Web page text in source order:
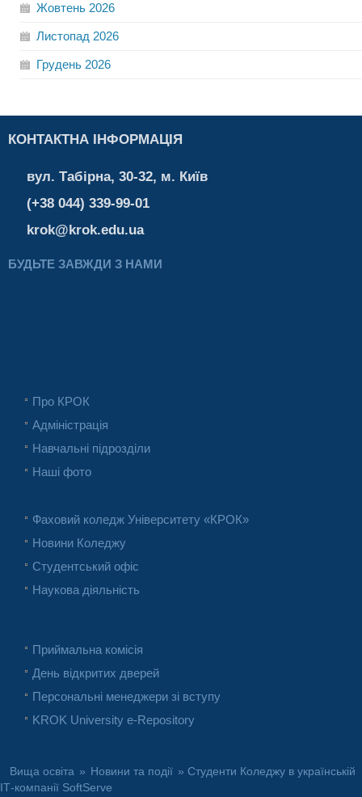
Жовтень 2026
Листопад 2026
Грудень 2026
КОНТАКТНА ІНФОРМАЦІЯ
вул. Табірна, 30-32, м. Київ
(+38 044) 339-99-01
krok@krok.edu.ua
БУДЬТЕ ЗАВЖДИ З НАМИ
Про КРОК
Адміністрація
Навчальні підрозділи
Наші фото
Фаховий коледж Університету «КРОК»
Новини Коледжу
Студентський офіс
Наукова діяльність
Приймальна комісія
День відкритих дверей
Персональні менеджери зі вступу
KROK University e-Repository
Вища освіта » Новини та події » Студенти Коледжу в українській
ІТ-компанії SoftServe